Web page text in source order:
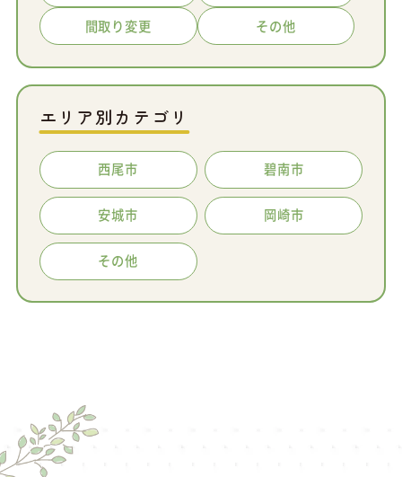
間取り変更 その他
エリア別カテゴリ
西尾市 碧南市
安城市 岡崎市
その他